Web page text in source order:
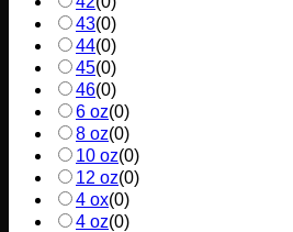
43(0)
44(0)
45(0)
46(0)
6 oz(0)
8 oz(0)
10 oz(0)
12 oz(0)
4 ox(0)
4 oz(0)